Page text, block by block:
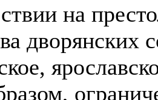
на
дворянских